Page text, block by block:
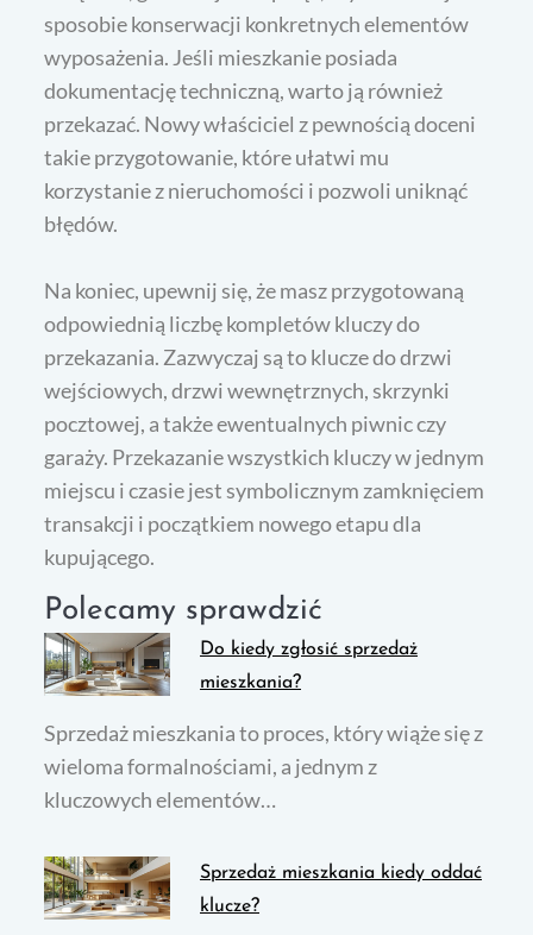
sposobie konserwacji konkretnych elementów
wyposażenia. Jeśli mieszkanie posiada
dokumentację techniczną, warto ją również
przekazać. Nowy właściciel z pewnością doceni
takie przygotowanie, które ułatwi mu
korzystanie z nieruchomości i pozwoli uniknąć
błędów.
Na koniec, upewnij się, że masz przygotowaną
odpowiednią liczbę kompletów kluczy do
przekazania. Zazwyczaj są to klucze do drzwi
wejściowych, drzwi wewnętrznych, skrzynki
pocztowej, a także ewentualnych piwnic czy
garaży. Przekazanie wszystkich kluczy w jednym
miejscu i czasie jest symbolicznym zamknięciem
transakcji i początkiem nowego etapu dla
kupującego.
Polecamy sprawdzić
Do kiedy zgłosić sprzedaż
mieszkania?
Sprzedaż mieszkania to proces, który wiąże się z
wieloma formalnościami, a jednym z
kluczowych elementów…
Sprzedaż mieszkania kiedy oddać
klucze?